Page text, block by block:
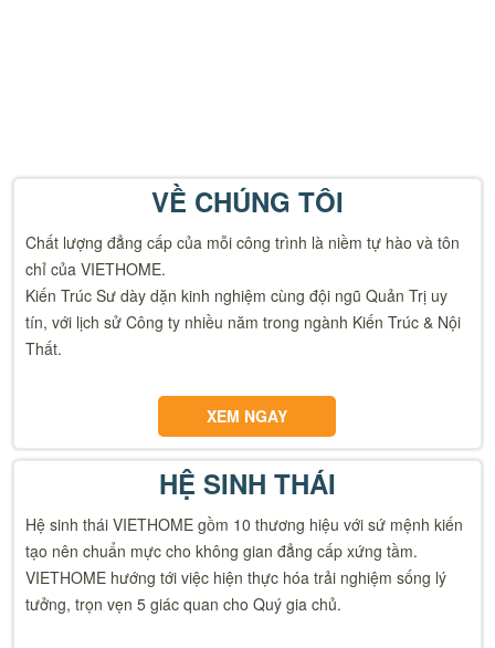
VỀ CHÚNG TÔI
Chất lượng đẳng cấp của mỗi công trình là niềm tự hào và tôn
chỉ của VIETHOME.
Kiến Trúc Sư dày dặn kinh nghiệm cùng đội ngũ Quản Trị uy
tín, với lịch sử Công ty nhiều năm trong ngành Kiến Trúc & Nội
Thất.
XEM NGAY
HỆ SINH THÁI
Hệ sinh thái VIETHOME gồm 10 thương hiệu với sứ mệnh kiến
tạo nên chuẩn mực cho không gian đẳng cấp xứng tầm.
VIETHOME hướng tới việc hiện thực hóa trải nghiệm sống lý
tưởng, trọn vẹn 5 giác quan cho Quý gia chủ.